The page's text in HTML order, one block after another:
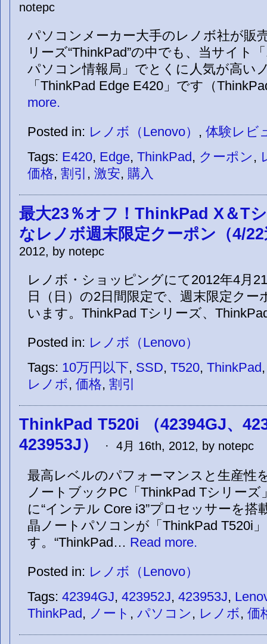
notepc
パソコンメーカー大手のレノボ社が販
リーズ“ThinkPad”の中でも、当サイト
パソコン情報局」でとくに人気が高い
「ThinkPad Edge E420」です（
more.
Posted in: レノボ（Lenovo） , 体験レビ
Tags: E420, Edge, ThinkPad , クーポン ,
価格, 割引 , 激安, 購入
最大23％オフ！ThinkPad X＆T
なレノボ週末限定クーポン（4/
2012, by notepc
レノボ・ショッピングにて2012年4月
日（日）の2日間限定で、週末限定ク
います。ThinkPad Tシリーズ、
Posted in: レノボ（Lenovo）
Tags: 10万円以下, SSD, T520, ThinkPad
レノボ, 価格, 割引
ThinkPad T520i （42394GJ、
423953J）
· 4月 16th, 2012, by notepc
最高レベルのパフォーマンスと生産性
ノートブックPC「ThinkPad Tシリーズ
に“インテル Core i3”プロセッサーを搭
晶ノートパソコンが「ThinkPad T520i
す。“ThinkPad… Read more.
Posted in: レノボ（Lenovo）
Tags: 42394GJ, 423952J, 423953J,
ThinkPad , ノート , パソコン , レノボ, 価